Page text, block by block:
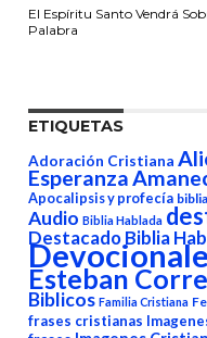
El Espíritu Santo Vendrá
Palabra
ETIQUETAS
Adoración Cristiana
Esperanza
Apocalipsis y profecía biblia
Audio Biblia Hablada
Destacado Biblia
Esteban
Biblicos Familia Cristiana
frases cristianas